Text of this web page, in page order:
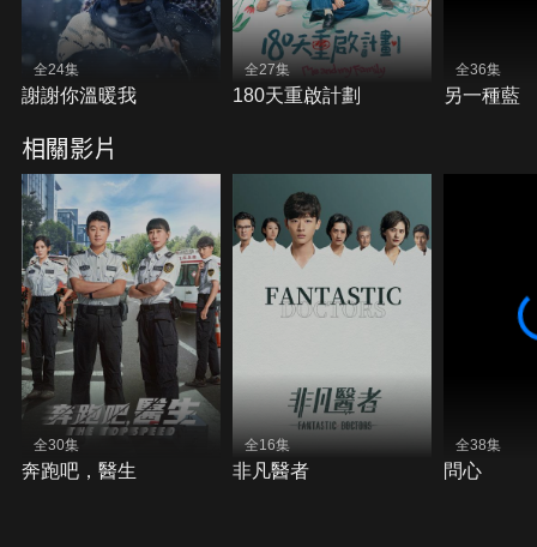
全24集
謝謝你溫暖我
全27集
180天重啟計劃
全36集
另一種藍
相關影片
全30集
奔跑吧，醫生
全16集
非凡醫者
全38集
問心